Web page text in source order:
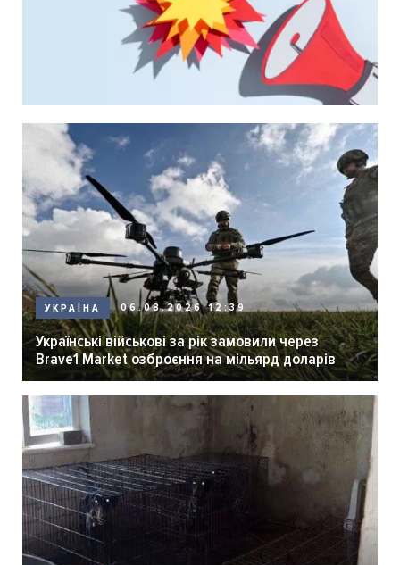
УКРАЇНА 06.08.2026 12:39
Українські військові за рік замовили через
Brave1 Market озброєння на мільярд доларів